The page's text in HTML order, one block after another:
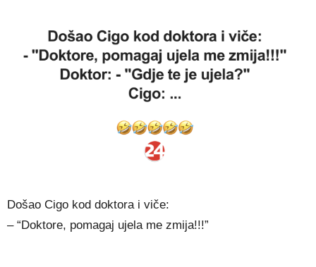
Došao Cigo kod doktora i viče:
– “Doktore, pomagaj ujela me zmija!!!”